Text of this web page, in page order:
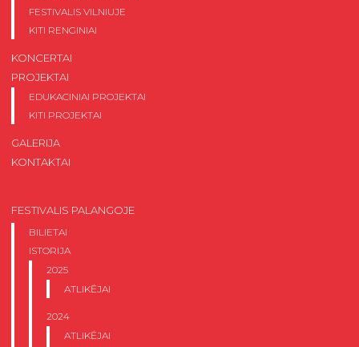
FESTIVALIS VILNIUJE
KITI RENGINIAI
KONCERTAI
PROJEKTAI
EDUKACINIAI PROJEKTAI
KITI PROJEKTAI
GALERIJA
KONTAKTAI
FESTIVALIS PALANGOJE
BILIETAI
ISTORIJA
2025
ATLIKĖJAI
2024
ATLIKĖJAI